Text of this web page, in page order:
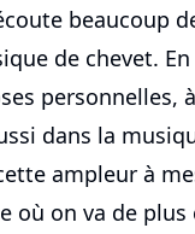
beaucoup
de chevet.
personnelles,
dans la
ampleur à
où on va de plus